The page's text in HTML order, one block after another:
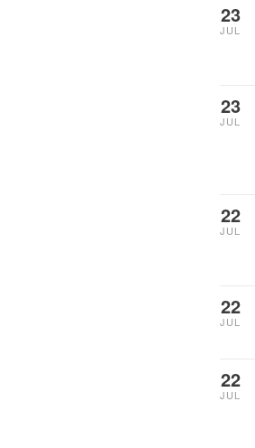
23
JUL
23
JUL
22
JUL
22
JUL
22
JUL